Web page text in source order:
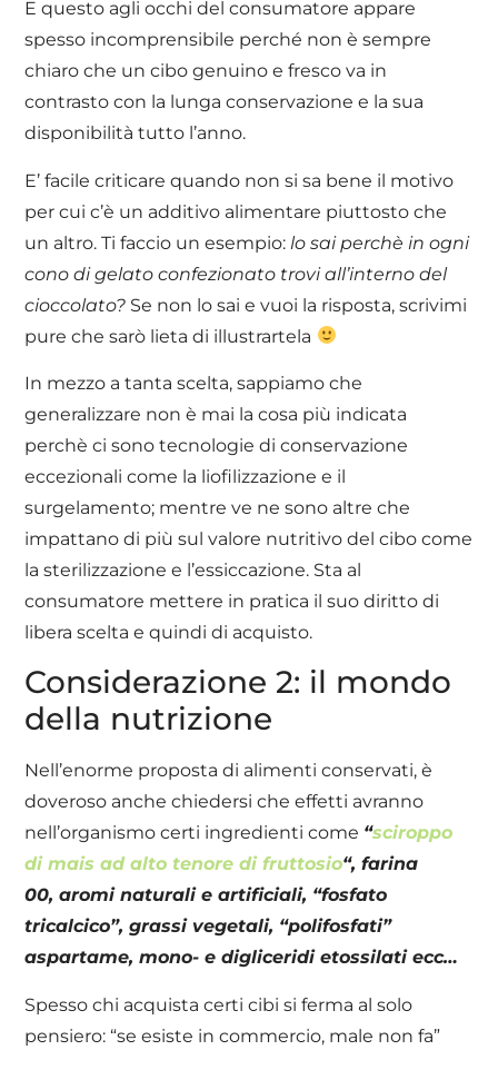
E questo agli occhi del consumatore appare
spesso incomprensibile perché non è sempre
chiaro che un cibo genuino e fresco va in
contrasto con la lunga conservazione e la sua
disponibilità tutto l’anno.
E’ facile criticare quando non si sa bene il motivo
per cui c’è un additivo alimentare piuttosto che
un altro. Ti faccio un esempio: lo sai perchè in ogni
cono di gelato confezionato trovi all’interno del
cioccolato? Se non lo sai e vuoi la risposta, scrivimi
pure che sarò lieta di illustrartela
In mezzo a tanta scelta, sappiamo che
generalizzare non è mai la cosa più indicata
perchè ci sono tecnologie di conservazione
eccezionali come la liofilizzazione e il
surgelamento; mentre ve ne sono altre che
impattano di più sul valore nutritivo del cibo come
la sterilizzazione e l’essiccazione. Sta al
consumatore mettere in pratica il suo diritto di
libera scelta e quindi di acquisto.
Considerazione 2: il mondo
della nutrizione
Nell’enorme proposta di alimenti conservati, è
doveroso anche chiedersi che effetti avranno
nell’organismo certi ingredienti come “sciroppo
di mais ad alto tenore di fruttosio“, farina
00, aromi naturali e artificiali, “fosfato
tricalcico”, grassi vegetali, “polifosfati”
aspartame, mono- e digliceridi etossilati ecc…
Spesso chi acquista certi cibi si ferma al solo
pensiero: “se esiste in commercio, male non fa”